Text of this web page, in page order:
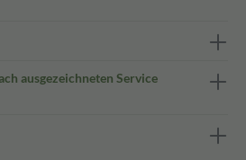
ausgezeichneten Service